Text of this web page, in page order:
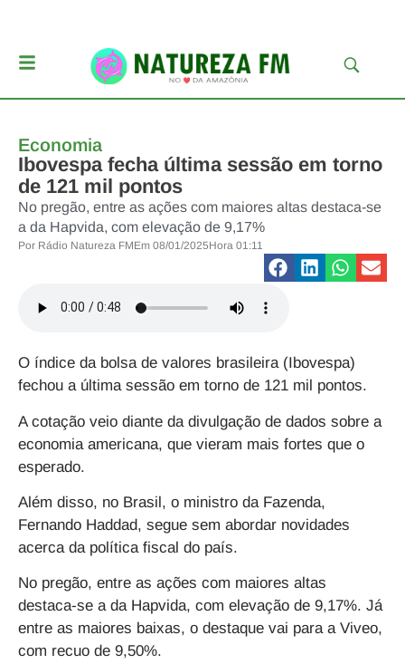
Economia
Ibovespa fecha última sessão em torno
de 121 mil pontos
No pregão, entre as ações com maiores altas destaca-se
a da Hapvida, com elevação de 9,17%
Por Rádio Natureza FMEm 08/01/2025Hora 01:11
O índice da bolsa de valores brasileira (Ibovespa)
fechou a última sessão em torno de 121 mil pontos.
A cotação veio diante da divulgação de dados sobre a
economia americana, que vieram mais fortes que o
esperado.
Além disso, no Brasil, o ministro da Fazenda,
Fernando Haddad, segue sem abordar novidades
acerca da política fiscal do país.
No pregão, entre as ações com maiores altas
destaca-se a da Hapvida, com elevação de 9,17%. Já
entre as maiores baixas, o destaque vai para a Viveo,
com recuo de 9,50%.